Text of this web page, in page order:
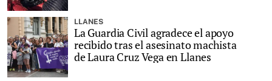
LLANES
La Guardia Civil agradece el apoyo
recibido tras el asesinato machista
de Laura Cruz Vega en Llanes